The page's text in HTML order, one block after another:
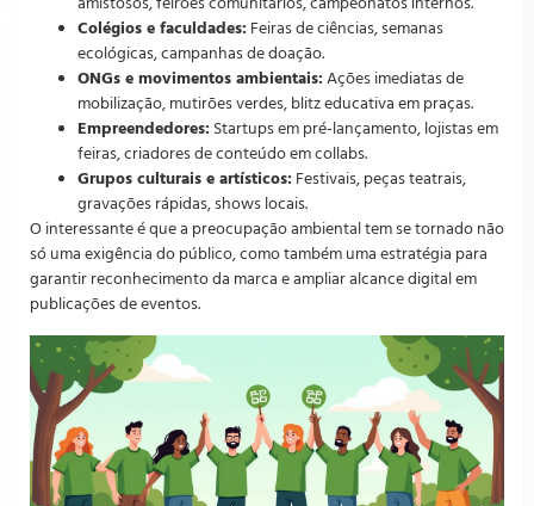
Colégios e faculdades: Feiras de ciências, semanas
ecológicas, campanhas de doação.
ONGs e movimentos ambientais: Ações imediatas de
mobilização, mutirões verdes, blitz educativa em praças.
Empreendedores: Startups em pré-lançamento, lojistas em
feiras, criadores de conteúdo em collabs.
Grupos culturais e artísticos: Festivais, peças teatrais,
gravações rápidas, shows locais.
O interessante é que a preocupação ambiental tem se tornado não
só uma exigência do público, como também uma estratégia para
garantir reconhecimento da marca e ampliar alcance digital em
publicações de eventos.